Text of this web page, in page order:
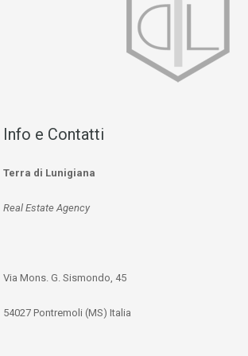
Info e Contatti
Terra di Lunigiana
Real Estate Agency
Via Mons. G. Sismondo, 45
54027 Pontremoli (MS) Italia